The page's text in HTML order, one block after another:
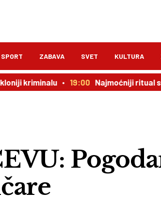
SPORT ZABAVA SVET KULTURA
19:00 Najmoćniji ritual sa listom